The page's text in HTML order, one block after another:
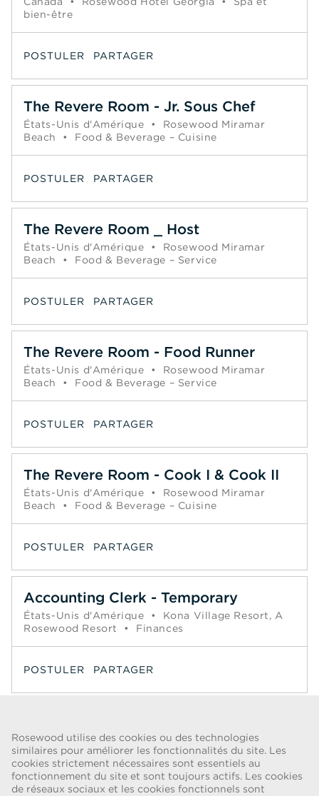
Rosewood utilise des cookies ou des technologies
similaires pour améliorer les fonctionnalités du site. Les
cookies strictement nécessaires sont essentiels au
fonctionnement du site et sont toujours actifs. Les cookies
de réseaux sociaux et les cookies fonctionnels sont
bien-être
POSTULER PARTAGER
The Revere Room - Jr. Sous Chef
États-Unis d'Amérique •
Rosewood Miramar
Beach
• Food & Beverage – Cuisine
POSTULER PARTAGER
The Revere Room _ Host
États-Unis d'Amérique •
Rosewood Miramar
Beach
• Food & Beverage – Service
POSTULER PARTAGER
The Revere Room - Food Runner
États-Unis d'Amérique •
Rosewood Miramar
Beach
• Food & Beverage – Service
POSTULER PARTAGER
The Revere Room - Cook I & Cook II
États-Unis d'Amérique •
Rosewood Miramar
Beach
• Food & Beverage – Cuisine
POSTULER PARTAGER
Accounting Clerk - Temporary
États-Unis d'Amérique •
Kona Village Resort, A
Rosewood Resort
• Finances
POSTULER PARTAGER
ALERTE FRAUDE